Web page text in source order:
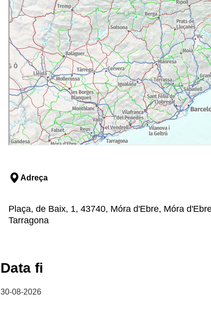
Adreça
Plaça, de Baix, 1, 43740, Móra d'Ebre, Móra
Tarragona
Data fi
30-08-2026